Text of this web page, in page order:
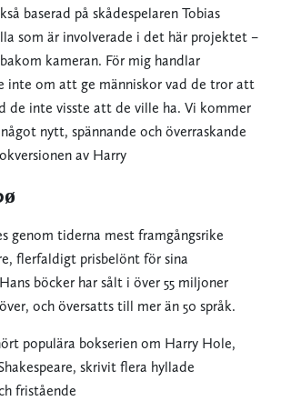
baserad på skådespelaren Tobias
som är involverade i det här projektet –
kameran. För mig handlar
inte om att ge människor vad de tror att
de inte visste att de ville ha. Vi kommer
nytt, spännande och överraskande
av Harry
genom tiderna mest framgångsrike
flerfaldigt prisbelönt för sina
böcker har sålt i över 55 miljoner
och översatts till mer än 50 språk.
populära bokserien om Harry Hole,
skrivit flera hyllade
fristående